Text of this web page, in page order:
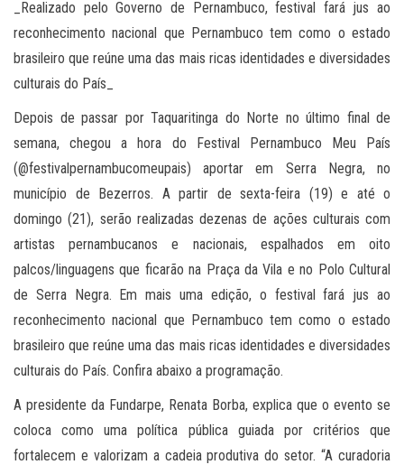
_Realizado pelo Governo de Pernambuco, festival fará jus ao
reconhecimento nacional que Pernambuco tem como o estado
brasileiro que reúne uma das mais ricas identidades e diversidades
culturais do País_
Depois de passar por Taquaritinga do Norte no último final de
semana, chegou a hora do Festival Pernambuco Meu País
(@festivalpernambucomeupais) aportar em Serra Negra, no
município de Bezerros. A partir de sexta-feira (19) e até o
domingo (21), serão realizadas dezenas de ações culturais com
artistas pernambucanos e nacionais, espalhados em oito
palcos/linguagens que ficarão na Praça da Vila e no Polo Cultural
de Serra Negra. Em mais uma edição, o festival fará jus ao
reconhecimento nacional que Pernambuco tem como o estado
brasileiro que reúne uma das mais ricas identidades e diversidades
culturais do País. Confira abaixo a programação.
A presidente da Fundarpe, Renata Borba, explica que o evento se
coloca como uma política pública guiada por critérios que
fortalecem e valorizam a cadeia produtiva do setor. “A curadoria